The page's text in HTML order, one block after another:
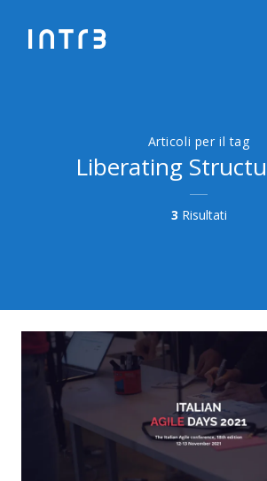
Articoli per il tag
Liberating
3 Risultati